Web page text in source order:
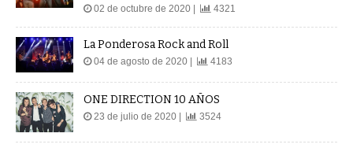
02 de octubre de 2020 | 4321
La Ponderosa Rock and Roll
04 de agosto de 2020 | 4183
ONE DIRECTION 10 AÑOS
23 de julio de 2020 | 3524